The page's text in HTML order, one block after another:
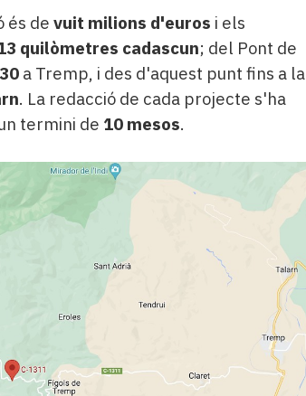
és de vuit milions d'euros i els
quilòmetres cadascun; del Pont de
a Tremp, i des d'aquest punt fins a la
. La redacció de cada projecte s'ha
termini de 10 mesos.